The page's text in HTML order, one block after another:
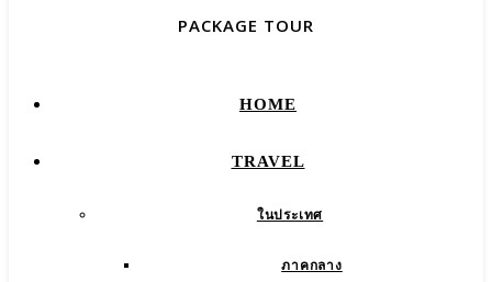
PACKAGE TOUR
HOME
TRAVEL
ในประเทศ
ภาคกลาง